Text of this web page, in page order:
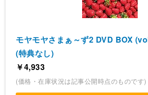
モヤモヤさまぁ～ず2 DVD BOX
(特典なし)
￥4,933
(価格・在庫状況は記事公開時点のものです)